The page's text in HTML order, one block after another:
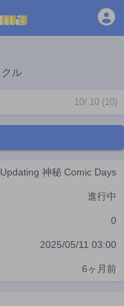
10/ 10 (10)
Updating 神秘 Comic Days
進行中
0
2025/05/11 03:00
6ヶ月前